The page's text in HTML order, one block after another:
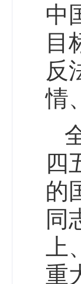
中
目
反
情
四
的
同
重